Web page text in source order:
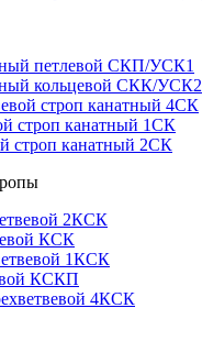
петлевой СКП/УСК1
кольцевой СКК/УСК2
строп канатный 4СК
строп канатный 1СК
строп канатный 2СК
2КСК
КСК
1КСК
КСКП
4КСК